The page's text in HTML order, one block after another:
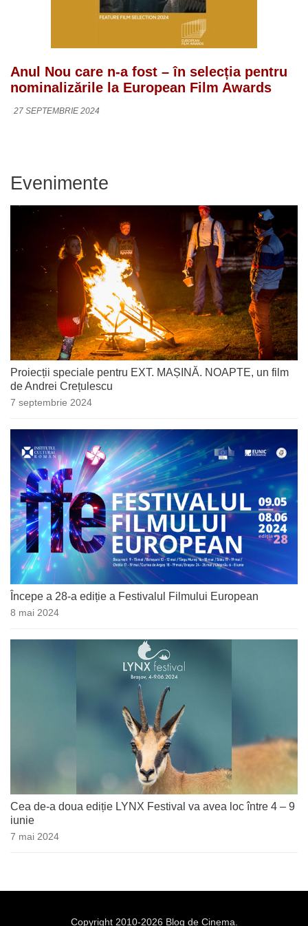
Anul Nou care n-a fost – în selecția pentru
nominalizările la European Film Awards
27 SEPTEMBRIE 2024
Evenimente
Proiecții speciale pentru EXT. MAȘINĂ. NOAPTE, un film
de Andrei Crețulescu
7 septembrie 2024
Începe a 28-a ediție a Festivalul Filmului European
8 mai 2024
Cea de-a doua ediție LYNX Festival va avea loc între 4 – 9
iunie
7 mai 2024
Copyright 2010-2026 Blog de Cinema.